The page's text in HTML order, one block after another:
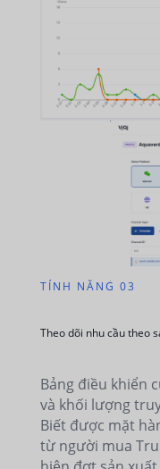
TÍNH NĂNG 03
Theo dõi nhu cầu theo
Bảng điều khiển
và khối lượng
Biết được mặt
từ người mua